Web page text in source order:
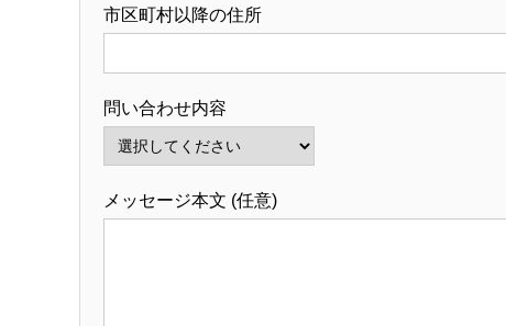
市区町村以降の住所
問い合わせ内容
メッセージ本文 (任意)